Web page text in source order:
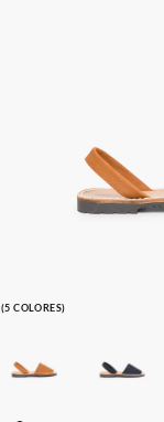
(5 COLORES)